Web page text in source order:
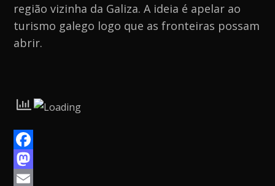
região vizinha da Galiza. A ideia é apelar ao
turismo galego logo que as fronteiras possam
abrir.
F
a
M